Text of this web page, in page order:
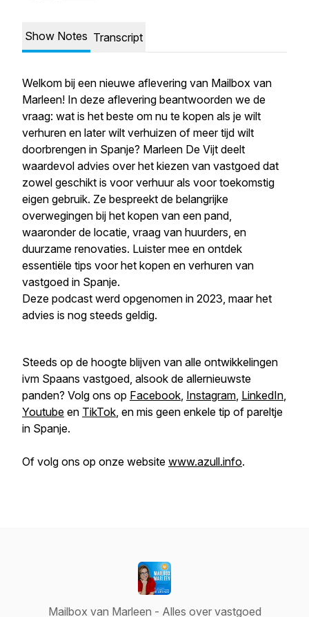
Show Notes Transcript
Welkom bij een nieuwe aflevering van Mailbox van
Marleen! In deze aflevering beantwoorden we de
vraag: wat is het beste om nu te kopen als je wilt
verhuren en later wilt verhuizen of meer tijd wilt
doorbrengen in Spanje? Marleen De Vijt deelt
waardevol advies over het kiezen van vastgoed dat
zowel geschikt is voor verhuur als voor toekomstig
eigen gebruik. Ze bespreekt de belangrijke
overwegingen bij het kopen van een pand,
waaronder de locatie, vraag van huurders, en
duurzame renovaties. Luister mee en ontdek
essentiële tips voor het kopen en verhuren van
vastgoed in Spanje.
Deze podcast werd opgenomen in 2023, maar het
advies is nog steeds geldig.
Steeds op de hoogte blijven van alle ontwikkelingen
ivm Spaans vastgoed, alsook de allernieuwste
panden? Volg ons op Facebook, Instagram, LinkedIn,
Youtube en TikTok, en mis geen enkele tip of pareltje
in Spanje.
Of volg ons op onze website www.azull.info.
Mailbox van Marleen - Alles over vastgoed